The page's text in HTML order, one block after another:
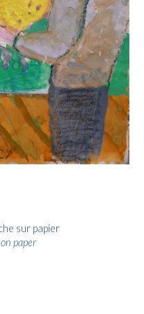
sur papier
paper